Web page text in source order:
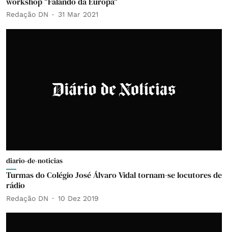
Redação DN 31 Mar 2021
diario-de-noticias
Turmas do Colégio José Álvaro Vidal tornam-se locutores de
rádio
Redação DN 10 Dez 2019